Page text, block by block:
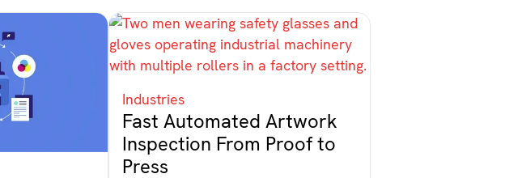
Industries
Fast Automated Artwork
Inspection From Proof to
Press